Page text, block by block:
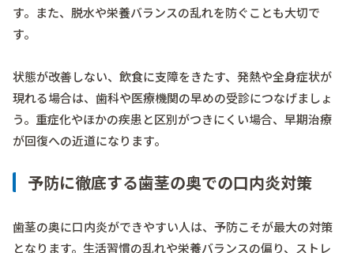
す。また、脱水や栄養バランスの乱れを防ぐことも大切で
す。
状態が改善しない、飲食に支障をきたす、発熱や全身症状が
現れる場合は、歯科や医療機関の早めの受診につなげましょ
う。重症化やほかの疾患と区別がつきにくい場合、早期治療
が回復への近道になります。
予防に徹底する歯茎の奥での口内炎対策
歯茎の奥に口内炎ができやすい人は、予防こそが最大の対策
となります。生活習慣の乱れや栄養バランスの偏り、ストレ